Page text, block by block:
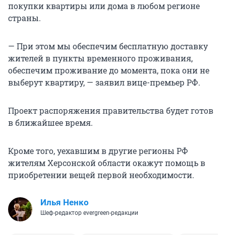
покупки квартиры или дома в любом регионе
страны.
— При этом мы обеспечим бесплатную доставку
жителей в пункты временного проживания,
обеспечим проживание до момента, пока они не
выберут квартиру, — заявил вице-премьер РФ.
Проект распоряжения правительства будет готов
в ближайшее время.
Кроме того, уехавшим в другие регионы РФ
жителям Херсонской области окажут помощь в
приобретении вещей первой необходимости.
Илья Ненко
Шеф-редактор evergreen-редакции